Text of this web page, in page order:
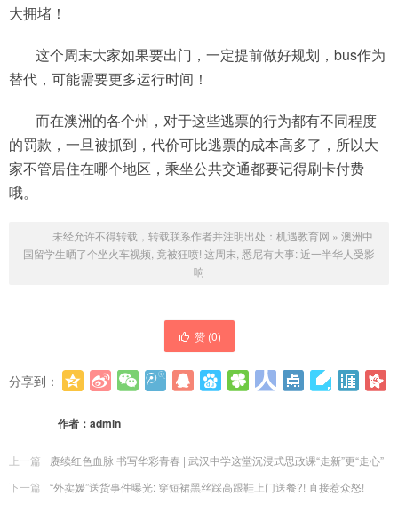
大拥堵！
这个周末大家如果要出门，一定提前做好规划，bus作为
替代，可能需要更多运行时间！
而在澳洲的各个州，对于这些逃票的行为都有不同程度
的罚款，一旦被抓到，代价可比逃票的成本高多了，所以大
家不管居住在哪个地区，乘坐公共交通都要记得刷卡付费
哦。
未经允许不得转载，转载联系作者并注明出处： 机遇教育网 » 澳洲中
国留学生晒了个坐火车视频, 竟被狂喷! 这周末, 悉尼有大事: 近一半华人受影
响
赞 (0)
分享到：
作者： admin
上一篇
赓续红色血脉 书写华彩青春 | 武汉中学这堂沉浸式思政课“走新”更“走心”
下一篇
“外卖媛”送货事件曝光: 穿短裙黑丝踩高跟鞋上门送餐?! 直接惹众怒!